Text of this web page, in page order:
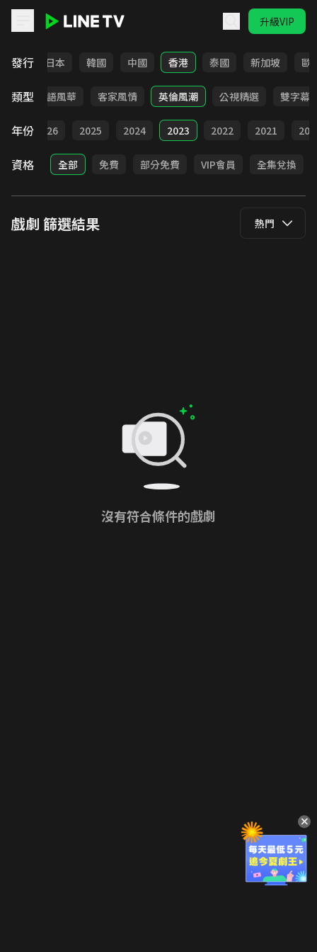
升級VIP
發行
台灣 日本 韓國 中國 香港 泰國 新加坡 歐
類型
俠 台語風華 客家風情 英倫風潮 公視精選 雙字幕
年份
部 2026 2025 2024 2023 2022 2021
資格 全部 免費 部分免費 VIP會員 全集兌換
戲劇 篩選結果 熱門
沒有符合條件的戲劇